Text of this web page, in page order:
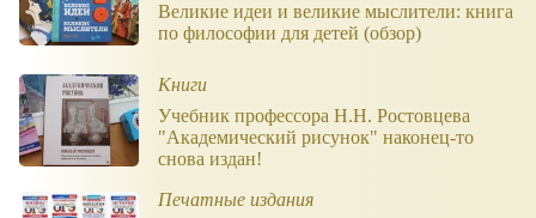
Великие идеи и великие мыслители: книга
по философии для детей (обзор)
Книги
Учебник профессора Н.Н. Ростовцева
"Академический рисунок" наконец-то
снова издан!
Печатные издания